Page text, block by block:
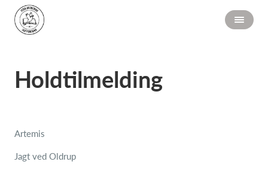
Holdtilmelding
Artemis
Jagt ved Oldrup